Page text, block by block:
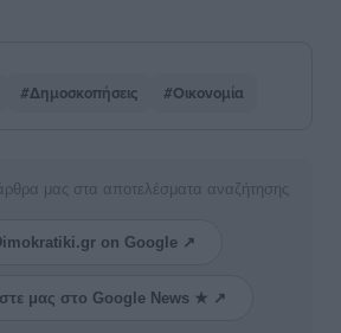
#Δημοσκοπήσεις #Οικονομία
μας στα αποτελέσματα αναζήτησης
on Google ↗
μας στο Google News ★ ↗